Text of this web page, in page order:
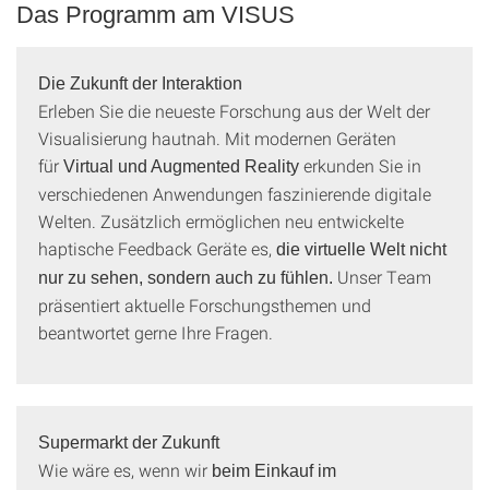
Das Programm am VISUS
Die Zukunft der Interaktion
Erleben Sie die neueste Forschung aus der Welt der
Visualisierung hautnah. Mit modernen Geräten
für Virtual und Augmented Reality erkunden Sie in
verschiedenen Anwendungen faszinierende digitale
Welten. Zusätzlich ermöglichen neu entwickelte
haptische Feedback Geräte es, die virtuelle Welt nicht
nur zu sehen, sondern auch zu fühlen. Unser Team
präsentiert aktuelle Forschungsthemen und
beantwortet gerne Ihre Fragen.
Supermarkt der Zukunft
Wie wäre es, wenn wir beim Einkauf im